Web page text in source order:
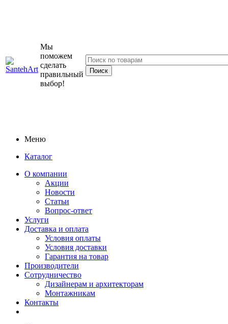
Мы
поможем
сделать
правильный
выбор!
Меню
Каталог
О компании
Акции
Новости
Статьи
Вопрос-ответ
Услуги
Доставка и оплата
Условия оплаты
Условия доставки
Гарантия на товар
Производители
Сотрудничество
Дизайнерам и архитекторам
Монтажникам
Контакты